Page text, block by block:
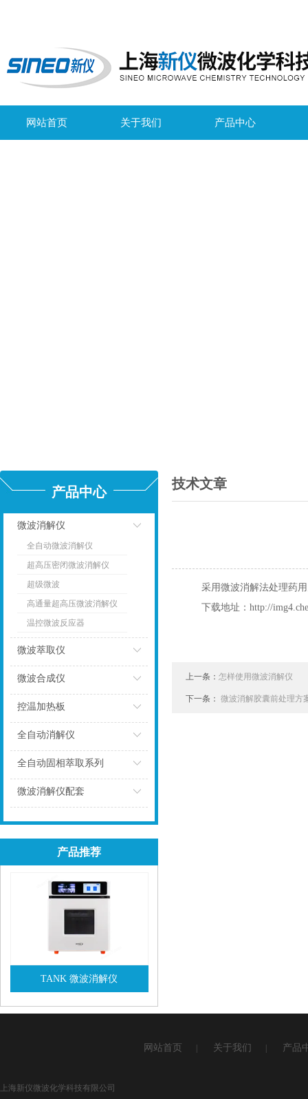
网站首页 关于我们 产品中心
产品中心
微波消解仪
全自动微波消解仪
超高压密闭微波消解仪
超级微波
高通量超高压微波消解仪
温控微波反应器
微波萃取仪
微波合成仪
控温加热板
全自动消解仪
点击
全自动固相萃取系列
微波消解仪配套
产品推荐
TANK 微波消解仪
查看详情
技术文章
采用微波消解法处理药
下载地址： http://
上一条： 怎样使用微波消解仪
下一条： 微波消解胶囊前处理方
网站首页 关于我们 产品
上海新仪微波化学科技有限公司